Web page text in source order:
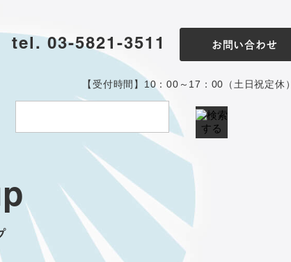
tel. 03-5821-3511 お問い合わせ
【受付時間】10：00～17：00（土日祝定休）